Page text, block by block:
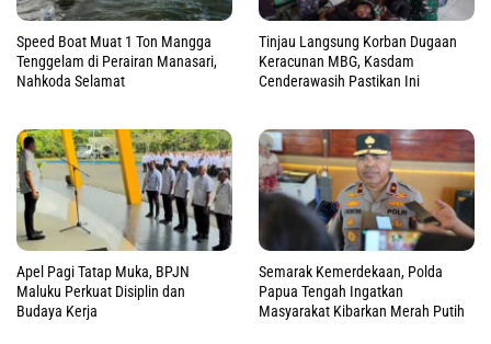
Speed Boat Muat 1 Ton Mangga
Tenggelam di Perairan Manasari,
Nahkoda Selamat
Tinjau Langsung Korban Dugaan
Keracunan MBG, Kasdam
Cenderawasih Pastikan Ini
Apel Pagi Tatap Muka, BPJN
Maluku Perkuat Disiplin dan
Budaya Kerja
Semarak Kemerdekaan, Polda
Papua Tengah Ingatkan
Masyarakat Kibarkan Merah Putih